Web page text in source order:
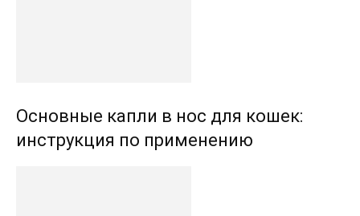
Основные капли в нос для кошек:
инструкция по применению